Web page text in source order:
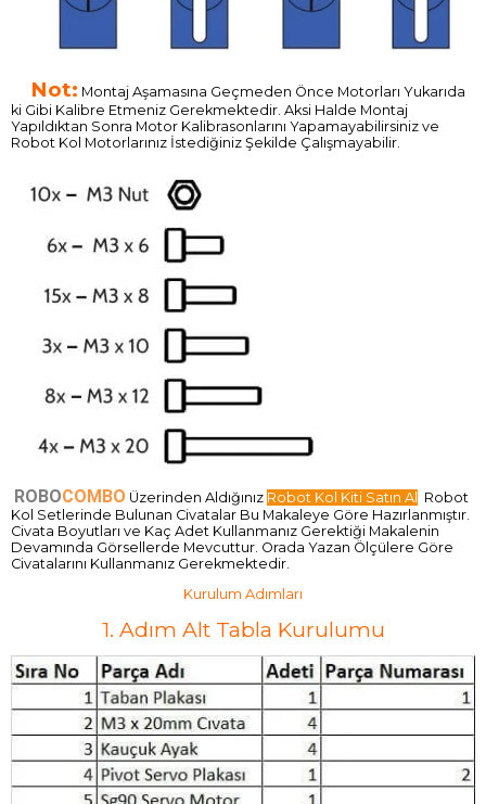
Not: Montaj Aşamasına Geçmeden Önce Motorları Yukarıda
ki Gibi Kalibre Etmeniz Gerekmektedir. Aksi Halde Montaj
Yapıldıktan Sonra Motor Kalibrasonlarını Yapamayabilirsiniz ve
Robot Kol Motorlarınız İstediğiniz Şekilde Çalışmayabilir.
ROBOCOMBO Üzerinden Aldığınız Robot Kol Kiti Satın Al
Robot
Kol Setlerinde Bulunan Civatalar Bu Makaleye Göre Hazırlanmıştır.
Civata Boyutları ve Kaç Adet Kullanmanız Gerektiği Makalenin
Devamında Görsellerde Mevcuttur. Orada Yazan Ölçülere Göre
Civatalarını Kullanmanız Gerekmektedir.
Kurulum Adımları
1. Adım Alt Tabla Kurulumu